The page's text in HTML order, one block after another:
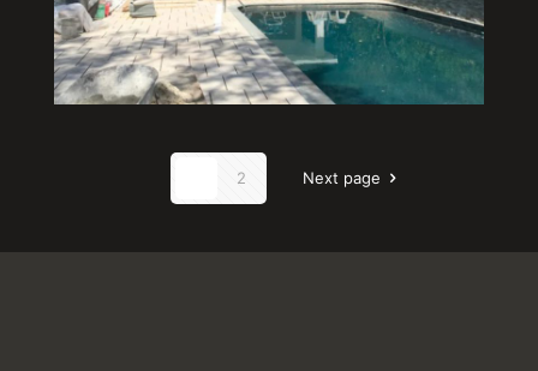
2 Next page